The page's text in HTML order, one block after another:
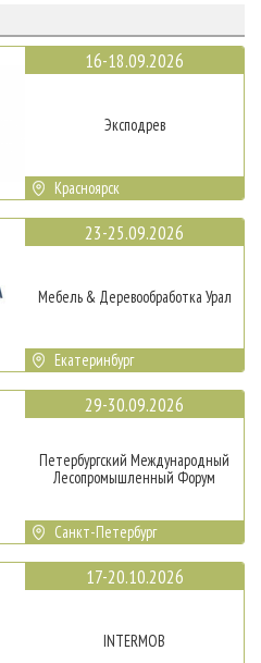
16-18.09.2026
Эксподрев
Красноярск
23-25.09.2026
Мебель & Деревообработка Урал
Екатеринбург
29-30.09.2026
Петербургский Международный
Лесопромышленный Форум
Санкт-Петербург
17-20.10.2026
INTERMOB